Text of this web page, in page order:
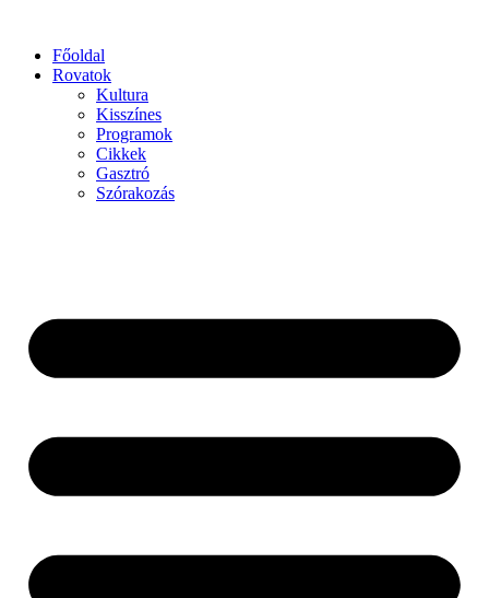
Főoldal
Rovatok
Kultura
Kisszínes
Programok
Cikkek
Gasztró
Szórakozás